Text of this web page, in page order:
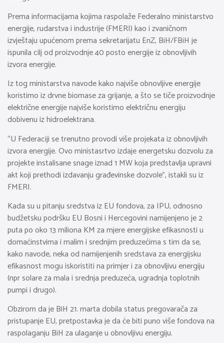
Prema informacijama kojima raspolaže Federalno ministarstvo
energije, rudarstva i industrije (FMERI) kao i zvaničnom
izvještaju upućenom prema sekretarijatu EnZ, BiH/FBiH je
ispunila cilj od proizvodnje 40 posto energije iz obnovljivih
izvora energije.
Iz tog ministarstva navode kako najviše obnovljive energije
koristimo iz drvne biomase za grijanje, a što se tiče proizvodnje
električne energije najviše koristimo električnu energiju
dobivenu iz hidroelektrana.
“U Federaciji se trenutno provodi više projekata iz obnovljivih
izvora energije. Ovo ministasrtvo izdaje energetsku dozvolu za
projekte instalisane snage iznad 1 MW koja predstavlja upravni
akt koji prethodi izdavanju građevinske dozvole”, istakli su iz
FMERI.
Kada su u pitanju sredstva iz EU fondova, za IPU, odnosno
budžetsku podršku EU Bosni i Hercegovini namijenjeno je 2
puta po oko 13 miliona KM za mjere energijske efikasnosti u
domaćinstvima i malim i srednjim preduzećima s tim da se,
kako navode, neka od namijenjenih sredstava za energijsku
efikasnost mogu iskoristiti na primjer i za obnovljivu energiju
(npr solare za mala i srednja preduzeća, ugradnja toplotnih
pumpi i drugo).
Obzirom da je BiH 21. marta dobila status pregovarača za
pristupanje EU, pretpostavka je da će biti puno više fondova na
raspolaganju BiH za ulaganje u obnovljivu energiju.